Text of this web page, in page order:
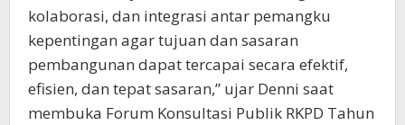
kolaborasi, dan integrasi antar pemangku
kepentingan agar tujuan dan sasaran
pembangunan dapat tercapai secara efektif,
efisien, dan tepat sasaran,” ujar Denni saat
membuka Forum Konsultasi Publik RKPD Tahun